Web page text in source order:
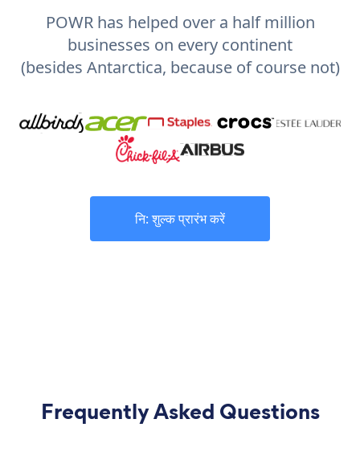
POWR has helped over a half million
businesses on every continent
(besides Antarctica, because of course not)
नि: शुल्क प्रारंभ करें
Frequently Asked Questions